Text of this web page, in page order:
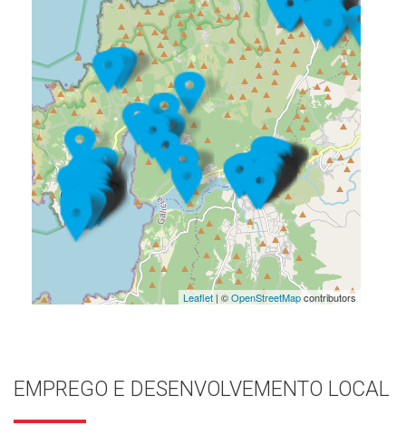
Leaflet| ©OpenStreetMapcontributors
EMPREGO E DESENVOLVEMENTO LOCAL